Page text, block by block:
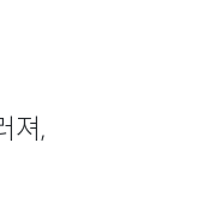
져,